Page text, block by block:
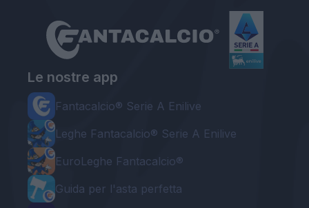
Le nostre app
Fantacalcio® Serie A Enilive
Leghe Fantacalcio® Serie A Enilive
EuroLeghe Fantacalcio®
Guida per l'asta perfetta